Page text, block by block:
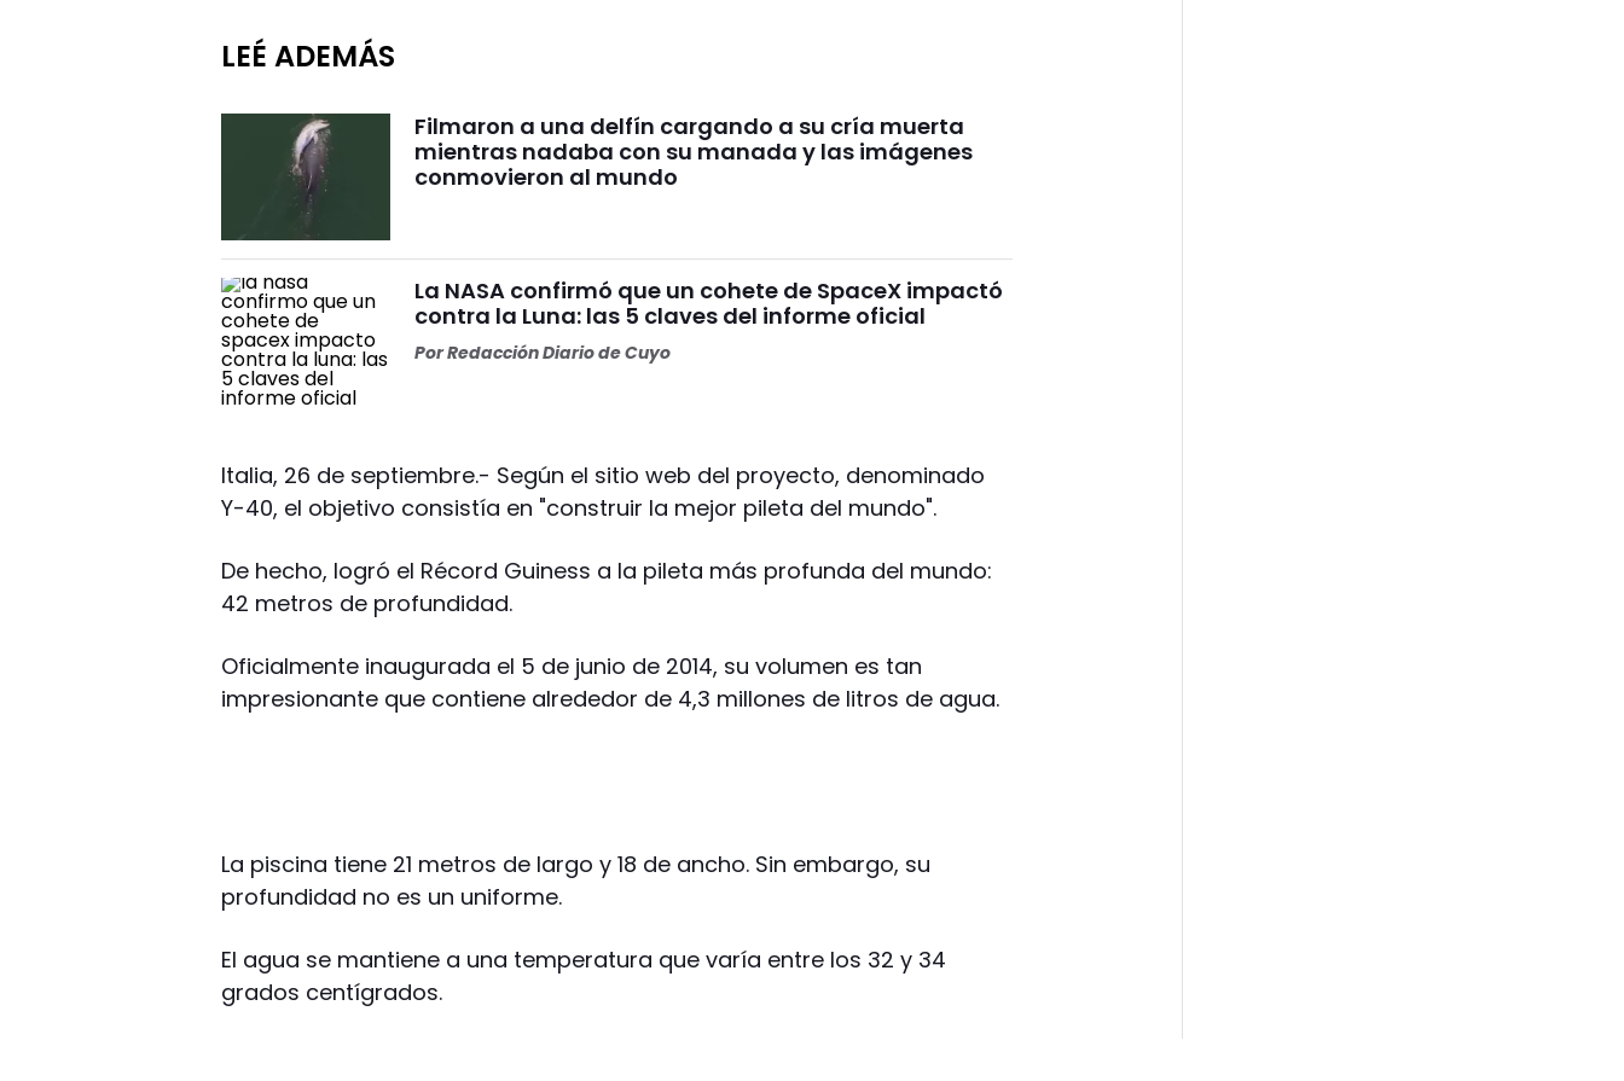
LEÉ ADEMÁS
Filmaron a una delfín cargando a su cría muerta
mientras nadaba con su manada y las imágenes
conmovieron al mundo
La NASA confirmó que un cohete de SpaceX impactó
contra la Luna: las 5 claves del informe oficial
PorRedacción Diario de Cuyo
Italia, 26 de septiembre.- Según el sitio web del proyecto, denominado
Y-40, el objetivo consistía en "construir la mejor pileta del mundo".
De hecho, logró el Récord Guiness a la pileta más profunda del mundo:
42 metros de profundidad.
Oficialmente inaugurada el 5 de junio de 2014, su volumen es tan
impresionante que contiene alrededor de 4,3 millones de litros de agua.
La piscina tiene 21 metros de largo y 18 de ancho. Sin embargo, su
profundidad no es un uniforme.
El agua se mantiene a una temperatura que varía entre los 32 y 34
grados centígrados.